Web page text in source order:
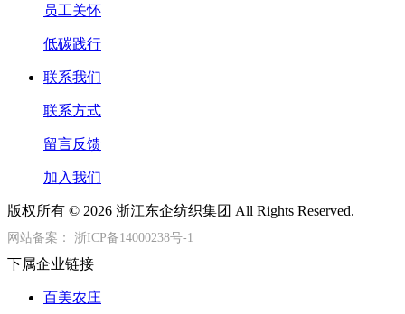
员工关怀
低碳践行
联系我们
联系方式
留言反馈
加入我们
版权所有 © 2026 浙江东企纺织集团 All Rights Reserved.
网站备案： 浙ICP备14000238号-1
下属企业链接
百美农庄